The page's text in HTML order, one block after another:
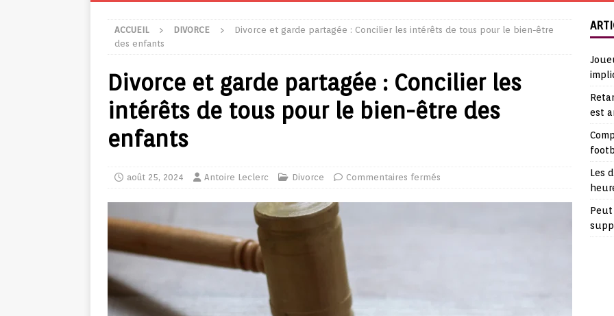
ACCUEIL DIVORCE
Divorce et garde partagée : Concilier les intérêts de tous pour le bien-être
des enfants
Divorce et garde partagée : Concilier les
intérêts de tous pour le bien-être des
enfants
août 25, 2024 Antoire Leclerc Divorce Commentaires fermés
est
Les